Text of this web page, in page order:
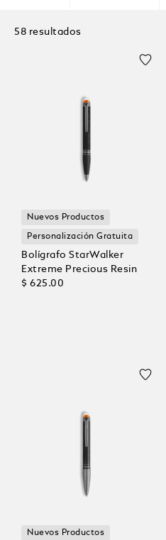
58 resultados
Nuevos Productos
Personalización Gratuita
Bolígrafo StarWalker
Extreme Precious Resin
$ 625.00
Nuevos Productos